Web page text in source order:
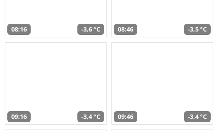
08:16 -3,6 °C 08:46 -3,5 °C
09:16 -3,4 °C 09:46 -3,4 °C